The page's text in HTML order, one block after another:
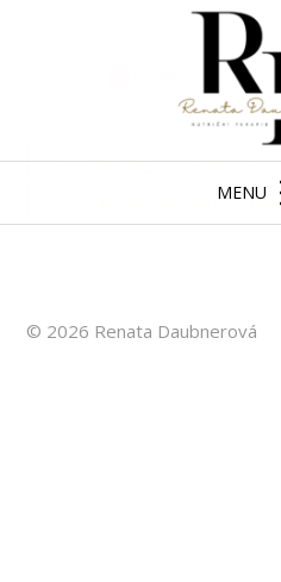
MENU
Všeobecné obchodní
Zásady zpracování
© 2026 Renata Daubnerová